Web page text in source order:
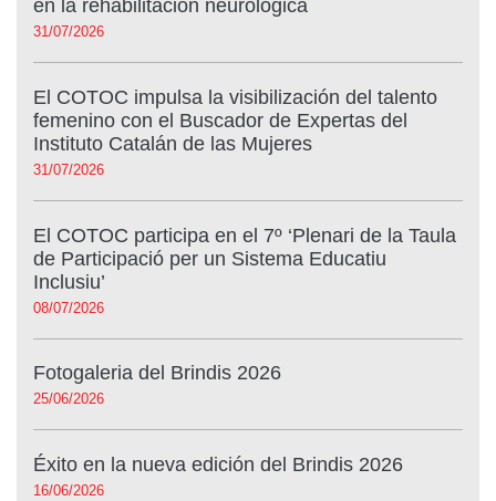
en la rehabilitación neurológica
31/07/2026
El COTOC impulsa la visibilización del talento
femenino con el Buscador de Expertas del
Instituto Catalán de las Mujeres
31/07/2026
El COTOC participa en el 7º ‘Plenari de la Taula
de Participació per un Sistema Educatiu
Inclusiu’
08/07/2026
Fotogaleria del Brindis 2026
25/06/2026
Éxito en la nueva edición del Brindis 2026
16/06/2026